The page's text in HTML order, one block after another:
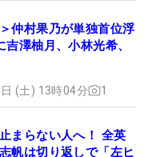
仲村果乃が単独首位浮
澤柚月、小林光希、
(土) 13時04分 1
まらない人へ！ 全英
帆は切り返しで「左ヒ